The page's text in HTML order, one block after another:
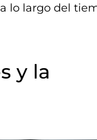
lo largo del
y la